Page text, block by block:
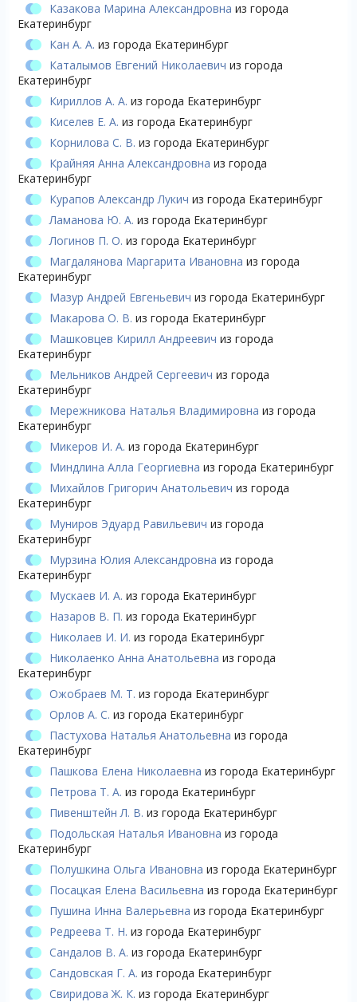
Казакова Марина Александровна из города
Екатеринбург
Кан А. А. из города Екатеринбург
Каталымов Евгений Николаевич из города
Екатеринбург
Кириллов А. А. из города Екатеринбург
Киселев Е. А. из города Екатеринбург
Корнилова С. В. из города Екатеринбург
Крайняя Анна Александровна из города
Екатеринбург
Курапов Александр Лукич из города Екатеринбург
Ламанова Ю. А. из города Екатеринбург
Логинов П. О. из города Екатеринбург
Магдалянова Маргарита Ивановна из города
Екатеринбург
Мазур Андрей Евгеньевич из города Екатеринбург
Макарова О. В. из города Екатеринбург
Машковцев Кирилл Андреевич из города
Екатеринбург
Мельников Андрей Сергеевич из города
Екатеринбург
Мережникова Наталья Владимировна из города
Екатеринбург
Микеров И. А. из города Екатеринбург
Миндлина Алла Георгиевна из города Екатеринбург
Михайлов Григорич Анатольевич из города
Екатеринбург
Муниров Эдуард Равильевич из города
Екатеринбург
Мурзина Юлия Александровна из города
Екатеринбург
Мускаев И. А. из города Екатеринбург
Назаров В. П. из города Екатеринбург
Николаев И. И. из города Екатеринбург
Николаенко Анна Анатольевна из города
Екатеринбург
Ожобраев М. Т. из города Екатеринбург
Орлов А. С. из города Екатеринбург
Пастухова Наталья Анатольевна из города
Екатеринбург
Пашкова Елена Николаевна из города Екатеринбург
Петрова Т. А. из города Екатеринбург
Пивенштейн Л. В. из города Екатеринбург
Подольская Наталья Ивановна из города
Екатеринбург
Полушкина Ольга Ивановна из города Екатеринбург
Посацкая Елена Васильевна из города Екатеринбург
Пушина Инна Валерьевна из города Екатеринбург
Редреева Т. Н. из города Екатеринбург
Сандалов В. А. из города Екатеринбург
Сандовская Г. А. из города Екатеринбург
Свиридова Ж. К. из города Екатеринбург